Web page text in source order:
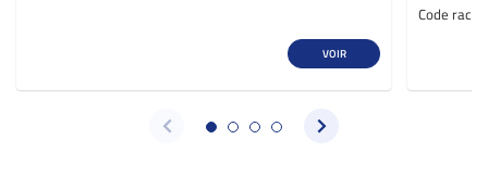
VOIR
Code race